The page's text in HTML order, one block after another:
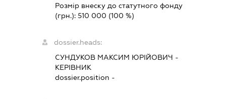
Розмір внеску до статутного фонду
(грн.):510 000 (100 %)
dossier.heads:
СУНДУКОВ МАКСИМ ЮРІЙОВИЧ -
КЕРІВНИК
dossier.position -